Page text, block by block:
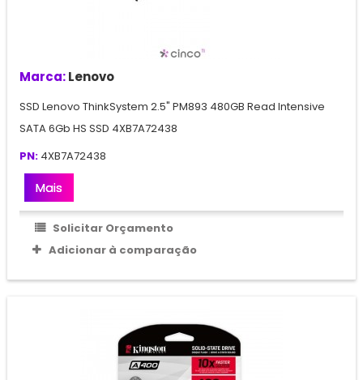
Marca:Lenovo
SSD Lenovo ThinkSystem 2.5" PM893 480GB Read Intensive
SATA 6Gb HS SSD 4XB7A72438
PN: 4XB7A72438
Mais
Solicitar Orçamento
Adicionar à comparação